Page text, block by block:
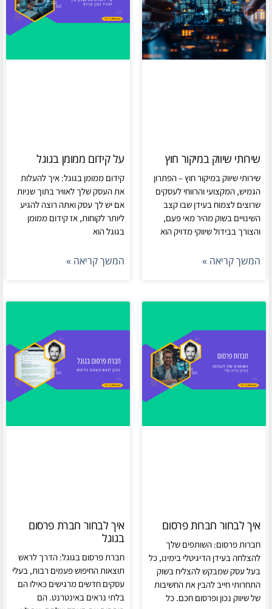
שירותי שיווק במיקור חוץ
שירותי שיווק במיקור חוץ – הפתרון
הגמיש, המקצועי והרווחי לעסקים
שרוצים לצמוח בעידן שבו קצב
השינויים בשוק מהיר מאי פעם,
והצורך בבידול שיווקי מדויק הוא
המשך קריאה »
על קידום ממומן בגוגל
קידום ממומן בגוגל: איך להעלות
את העסק שלך לאוויר בתוך שניות
אם יש לך עסק ואתה רוצה להגיע
ליותר לקוחות, אז קידום ממומן
בגוגל הוא
המשך קריאה »
איך לבחור חברות פרסום
חברות פרסום: השותפים שלך
להצלחה בעידן הדיגיטלי בימינו, כל
בעל עסק שמבקש להצליח בשוק
התחרותי חייב להבין את החשיבות
של שיווק נכון ופרסום חכם. כל
איך לבחור חברת פרסום
בגוגל
חברת פרסום בגוגל: הדרך לראש
תוצאות החיפוש פעמים רבות, בעלי
עסקים חדשים מרגישים כאילו הם
בלתי נראים באינטרנט. הם